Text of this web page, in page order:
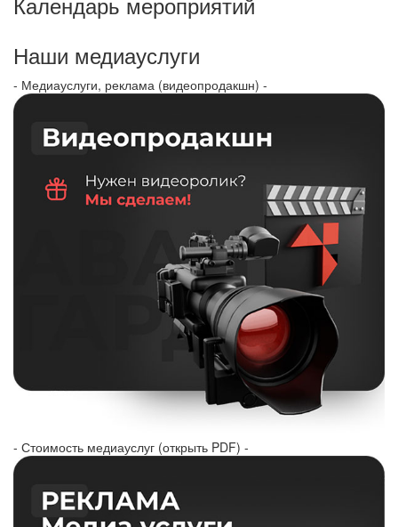
Наши медиауслуги
- Медиауслуги, реклама (видеопродакшн) -
- Стоимость медиауслуг (открыть PDF) -